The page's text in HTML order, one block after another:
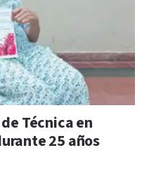
Técnica en
25 años